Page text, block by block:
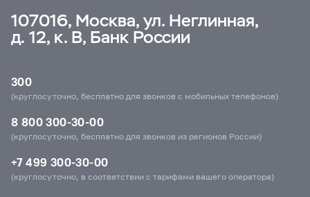
107016, Москва, ул. Неглинная,
д. 12, к. В, Банк России
300
(круглосуточно, бесплатно для звонков с мобильных телефонов)
8 800 300-30-00
(круглосуточно, бесплатно для звонков из регионов России)
+7 499 300-30-00
(круглосуточно, в соответствии с тарифами вашего оператора)